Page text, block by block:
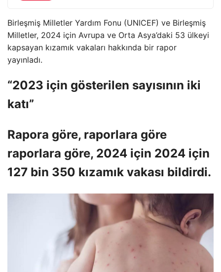
Birleşmiş Milletler Yardım Fonu (UNICEF) ve Birleşmiş
Milletler, 2024 için Avrupa ve Orta Asya’daki 53 ülkeyi
kapsayan kızamık vakaları hakkında bir rapor
yayınladı.
“2023 için gösterilen sayısının iki
katı”
Rapora göre, raporlara göre
raporlara göre, 2024 için 2024 için
127 bin 350 kızamık vakası bildirdi.